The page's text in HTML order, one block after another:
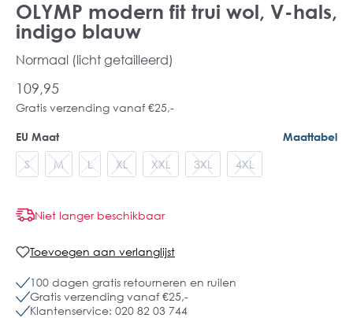
OLYMP modern fit trui wol, V-hals,
indigo blauw
Normaal (licht getailleerd)
109,95
Gratis verzending vanaf €25,-
EU Maat Maattabel
S M L XL XXL 3XL 4XL
Niet langer beschikbaar
Toevoegen aan verlanglijst
100 dagen gratis retourneren en ruilen
Gratis verzending vanaf €25,-
Klantenservice: 020 82 03 744